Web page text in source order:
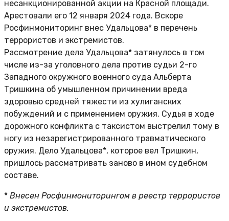
несанкционированной акции на Красной площади.
Арестовали его 12 января 2024 года. Вскоре
Росфинмониторинг внес Удальцова* в перечень
террористов и экстремистов.
Рассмотрение дела Удальцова* затянулось в том
числе из-за уголовного дела против судьи 2-го
Западного окружного военного суда Альберта
Тришкина об умышленном причинении вреда
здоровью средней тяжести из хулиганских
побуждений и с применением оружия. Судья в ходе
дорожного конфликта с таксистом выстрелил тому в
ногу из незарегистрированного травматического
оружия. Дело Удальцова*, которое вел Тришкин,
пришлось рассматривать заново в ином судебном
составе.
* Внесен Росфинмониторингом в реестр террористов
и экстремистов.